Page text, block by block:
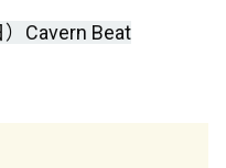
Cavern Beat